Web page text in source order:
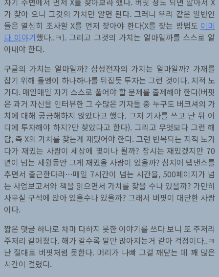
가 찾아 오니 그것의 가치만 알면 된다. 그러니 우리 같은 일반인
들은 열심히 조사할 X를 먼저 찾아야 한다(X를 찾는 방법도 이미
다 이야기했다..ㅋ). 그리고 그것의 가치는 얼마일까를 스스로 알
아내야 한다.
구글의 가치는 얼마일까? 삼성전자의 가치는 얼마일까? 가재를
잡기 위해 돌멩이 하나하나를 뒤집듯 투자는 그런 것이다. 지적 노
가다. 매일매일 자기 스스로 풀어야 할 문제를 출제해야 한다(버핏
은 과거 자신을 인터뷰한 그 수많은 기자들 중 누구도 버크셔의 가
치에 대해 궁금해하지 않았다고 했다. 그저 기사를 쓰고 난 뒤 어
디에 투자해야 하지?만 찾았다고 한다). 그리고 무엇보다 그런 해
답, 즉 X의 가치를 찾는게 재밌어야 한다. 그런 반복되는 지적 노가
다가 재밌는 사람이 세상에 몇이나 될까? 잠시는 재밌겠지만 70
년이 넘는 세월동안 그게 재밌을 사람이 있을까? 심지어 탭댄스를
추면서 출근한다라…매일 7시간이 넘는 시간을, 500페이지가 넘
는 사업보고서와 책을 읽으면서 가치를 찾을 수나 있을까? 가만히
사무실 구석에 앉아 있을수나 있을까? 그래서 버핏이 대단한 사람
이다.
짧은 댓글 하나로 차마 다하지 못한 이야기를 쓰다 보니 또 주저리
주저리 길어졌다. 해가 갈수록 말만 많아지는거 같아 걱정이다..ㅋ
난 절대로 버핏처럼 못한다. 머리가 나빠 그걸 깨닫는 데 꽤 많은
시간이 걸렸다.